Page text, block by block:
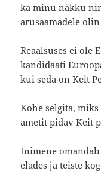
ka minu näkku
arusaamadele
Reaalsuses ei ole
kandidaati
kui seda on Keit
Kohe selgita,
ametit pidav Keit
Inimene
elades ja teiste